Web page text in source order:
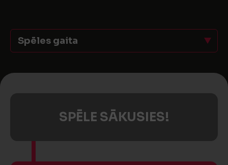
Spēles gaita
SPĒLE SĀKUSIES!